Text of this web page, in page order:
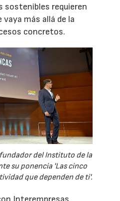
sostenibles requieren
más allá de la
concretos.
del Instituto de la
su ponencia 'Las cinco
que dependen de ti'.